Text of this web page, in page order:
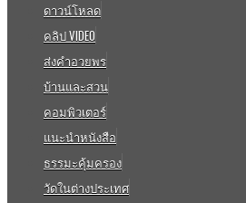
ดาวน์โหลด
คลิป VIDEO
ส่งคำอวยพร
บ้านและสวน
คอมพิวเตอร์
แนะนำหนังสือ
ธรรมะคุ้มครอง
วัดในต่างประเทศ